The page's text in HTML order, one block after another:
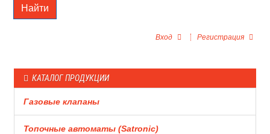
Найти
Вход Регистрация
КАТАЛОГ ПРОДУКЦИИ
Газовые клапаны
Топочные автоматы (Satronic)